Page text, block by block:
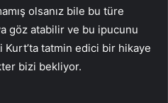
olsanız bile bu türe
göz atabilir ve bu ipucunu
tatmin edici bir hikaye
bizi bekliyor.